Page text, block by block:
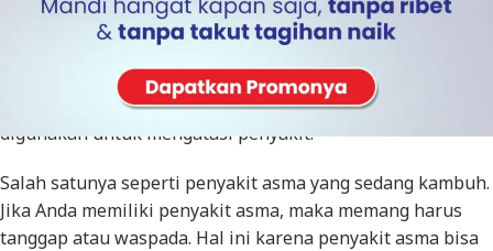
solar water heatermemang bisa memiliki
cukup banyak manfaat. Selain bermanfaat untuk
membantu kesehatan tubuh, air hangatnya juga bisa
digunakan untuk mengatasi penyakit.
Salah satunya seperti penyakit asma yang sedang kambuh.
Jika Anda memiliki penyakit asma, maka memang harus
tanggap atau waspada. Hal ini karena penyakit asma bisa